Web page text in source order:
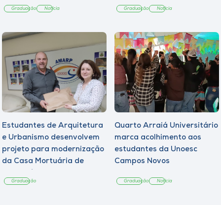
Graduação Notícia Graduação Notícia
Estudantes de Arquitetura
e Urbanismo desenvolvem
projeto para modernização
da Casa Mortuária de
Graduação
Quarto Arraiá Universitário
marca acolhimento aos
estudantes da Unoesc
Campos Novos
Graduação Notícia